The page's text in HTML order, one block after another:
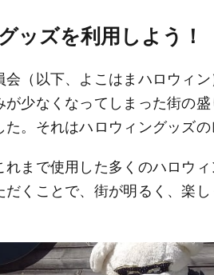
ッズを利用しよう！
（以下、よこはまハロウィ
少なくなってしまった街の
。それはハロウィングッズの
まで使用した多くのハロウ
くことで、街が明るく、楽